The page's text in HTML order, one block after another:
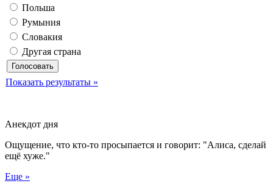
Польша
Румыния
Словакия
Другая страна
Показать результаты »
Анекдот дня
Ощущение, что кто-то просыпается и говорит: "Алиса, сделай
ещё хуже."
Еще »